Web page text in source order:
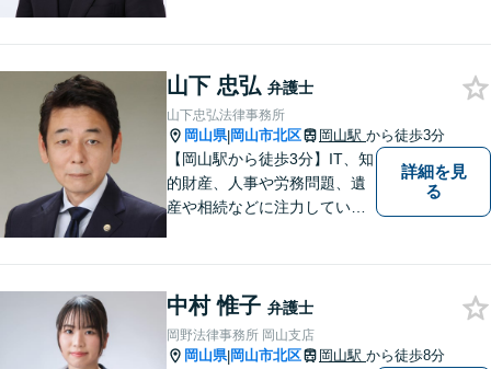
い！
山下 忠弘 弁護士
山下忠弘法律事務所
岡山県|岡山市北区 岡山駅 から徒歩3分
【岡山駅から徒歩3分】IT、知
的財産、人事や労務問題、遺
産や相続などに注力していま
相談ください。依頼者さまの
サポートができるよう努めて
まいります。
詳細を見
る
中村 惟子 弁護士
岡野法律事務所 岡山支店
岡山県|岡山市北区 岡山駅 から徒歩8分